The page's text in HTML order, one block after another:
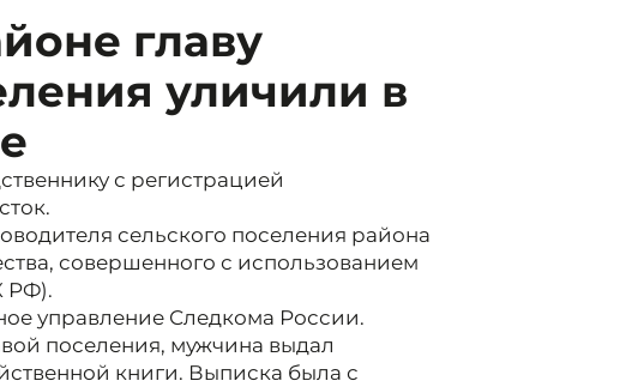
главу
уличили в
с регистрацией
сельского поселения района
совершенного с использованием
РФ).
управление Следкома России.
поселения, мужчина выдал
книги. Выписка была с